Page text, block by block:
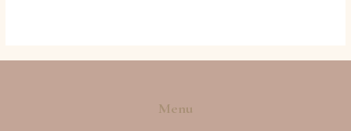
Menu